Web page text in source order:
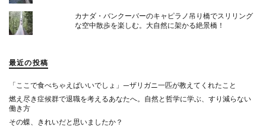
カナダ・バンクーバーのキャピラノ吊り橋でスリリング
な空中散歩を楽しむ。大自然に架かる絶景橋！
最近の投稿
「ここで食べちゃえばいいでしょ」—ザリガニ一匹が教えてくれたこと
燃え尽き症候群で退職を考えるあなたへ。自然と哲学に学ぶ、すり減らない
働き方
その蝶、きれいだと思いましたか？